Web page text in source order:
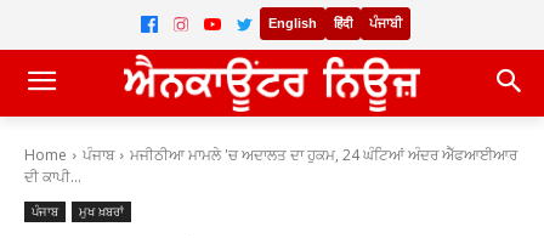
English हिंदी ਪੰਜਾਬੀ
Home ਪੰਜਾਬ
ਮਜੀਠੀਆ ਮਾਮਲੇ 'ਚ ਅਦਾਲਤ ਦਾ ਹੁਕਮ, 24 ਘੰਟਿਆਂ ਅੰਦਰ ਐੱਫਆਈਆਰ
ਦੀ ਕਾਪੀ...
ਪੰਜਾਬ ਮੁਖ ਖ਼ਬਰਾਂ